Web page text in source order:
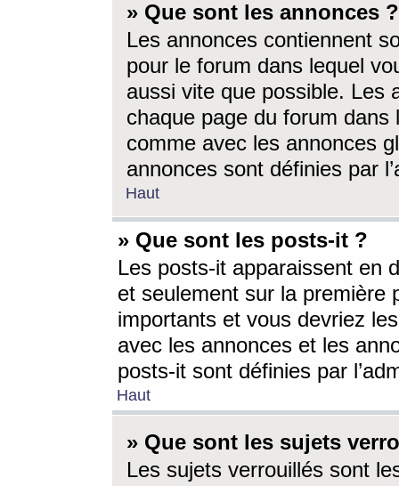
» Que sont les annonces ?
Les annonces contiennent
pour le forum dans lequel
aussi vite que possible. Les
chaque page du forum dans
comme avec les annonces
annonces sont définies par
Haut
» Que sont les posts-it ?
Les posts-it apparaissent en
et seulement sur la première
importants et vous devriez
avec les annonces et les
posts-it sont définies par
Haut
» Que sont les sujets
Les sujets verrouillés sont